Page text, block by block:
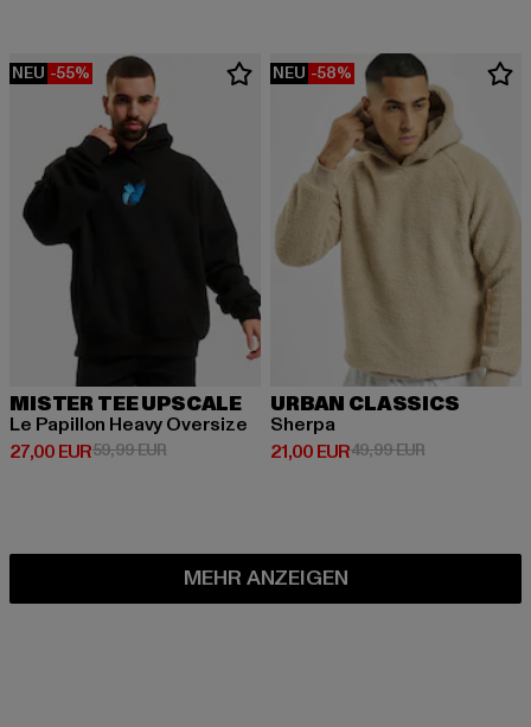
NEU -55%
MISTER TEE UPSCALE
Le Papillon Heavy Oversize
27,00 EUR
Derzeitiger Preis: 27,00 EUR
59,99 EURAktionspreis: 59,99 EUR
NEU -58%
URBAN CLASSICS
Sherpa
21,00 EUR
Derzeitiger Preis: 21,00 EUR
49,99 EURAktionspreis:
MEHR ANZEIGEN